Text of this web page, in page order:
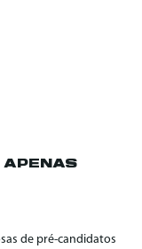
APENAS
de pré-candidatos